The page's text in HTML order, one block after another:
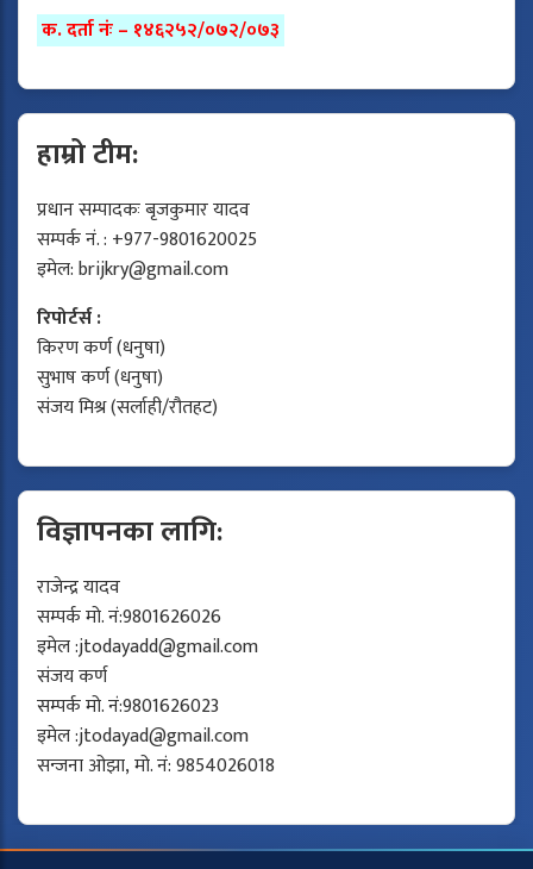
क. दर्ता नंः – १४६२५२/०७२/०७३
हाम्रो टीम:
प्रधान सम्पादकः बृजकुमार यादव
सम्पर्क नं. : +977-9801620025
इमेल:brijkry@gmail.com
रिपोर्टर्स :
किरण कर्ण (धनुषा)
सुभाष कर्ण (धनुषा)
संजय मिश्र (सर्लाही/रौतहट)
विज्ञापनका लागि:
राजेन्द्र यादव
सम्पर्क मो. नं:9801626026
इमेल :jtodayadd@gmail.com
संजय कर्ण
सम्पर्क मो. नं:9801626023
इमेल :jtodayad@gmail.com
सन्जना ओझा, मो. नं: 9854026018